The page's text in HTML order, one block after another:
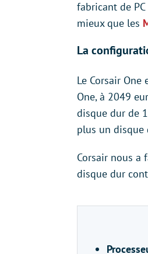
fabricant de
mieux que les
La
Le Corsair
One, à 2049
disque dur de
plus un disque
Corsair nous a
disque dur